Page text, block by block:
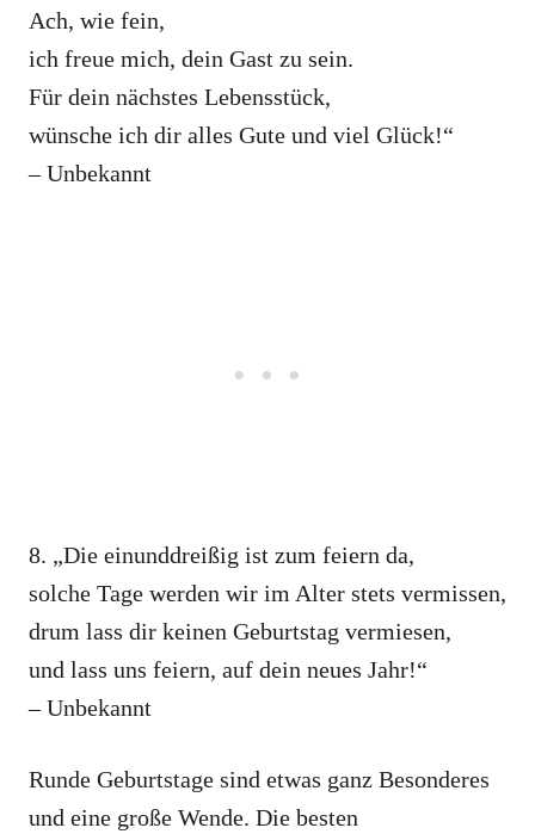
Ach, wie fein,
ich freue mich, dein Gast zu sein.
Für dein nächstes Lebensstück,
wünsche ich dir alles Gute und viel Glück!“
– Unbekannt
8. „Die einunddreißig ist zum feiern da,
solche Tage werden wir im Alter stets vermissen,
drum lass dir keinen Geburtstag vermiesen,
und lass uns feiern, auf dein neues Jahr!“
– Unbekannt
Runde Geburtstage sind etwas ganz Besonderes
und eine große Wende. Die besten